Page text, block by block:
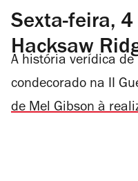
Sexta-feira,
Hacksaw
A história verídica de
condecorado na II
de Mel Gibson à